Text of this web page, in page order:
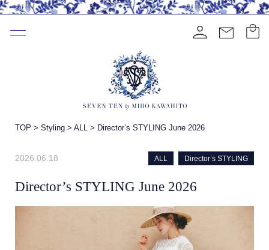
TOP > Styling > ALL > Director’s STYLING June 2026
2026.06.18 ALL Director’s STYLING
Director’s STYLING June 2026